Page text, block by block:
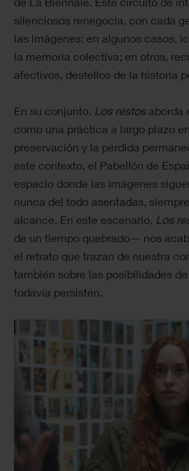
silenciosos renegocia, con cada
las imágenes: en algunos casos,
la memoria colectiva; en otros,
afectivos, destellos de la historia
En su conjunto, Los restosaborda
como una práctica a largo plazo
preservación y la pérdida
este contexto, el Pabellón de
espacio donde las imágenes
nunca del todo asentadas,
alcance. En este escenario, Los
de un tiempo quebrado— nos
el retrato que trazan de nuestra
también sobre las posibilidades
todavía persisten.